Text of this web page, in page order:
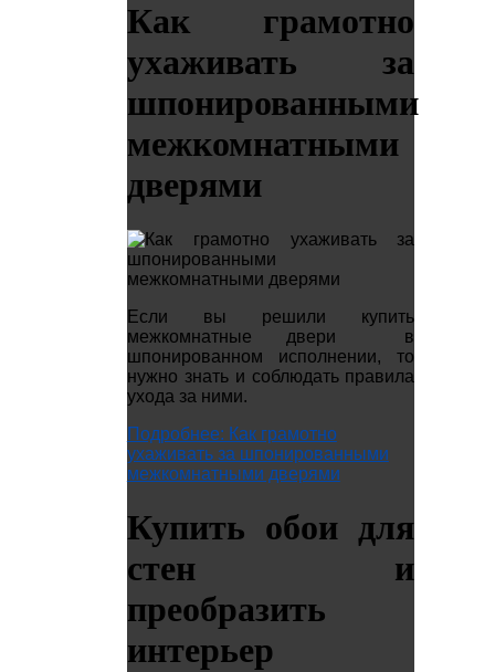
Как грамотно
ухаживать за
шпонированными
межкомнатными
дверями
Если вы решили купить
межкомнатные двери в
шпонированном исполнении, то
нужно знать и соблюдать правила
ухода за ними.
Подробнее: Как грамотно
ухаживать за шпонированными
межкомнатными дверями
Купить обои для
стен и
преобразить
интерьер